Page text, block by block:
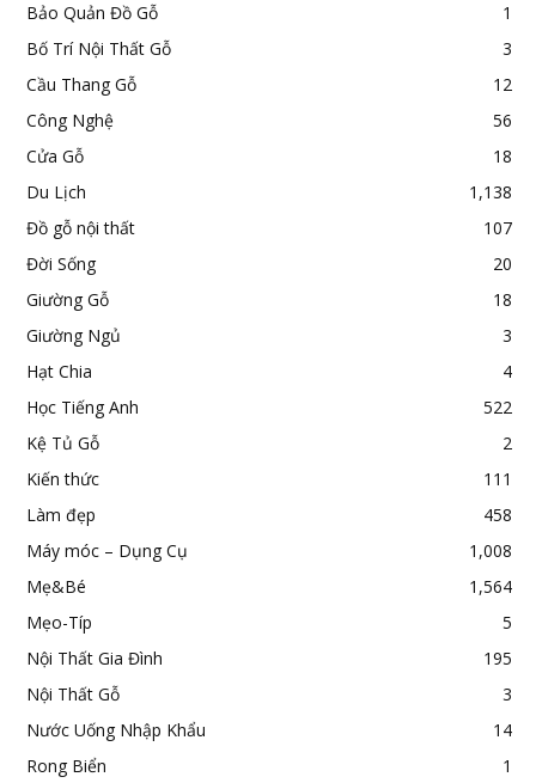
Bảo Quản Đồ Gỗ
1
Bố Trí Nội Thất Gỗ
3
Cầu Thang Gỗ
12
Công Nghệ
56
Cửa Gỗ
18
Du Lịch
1,138
Đồ gỗ nội thất
107
Đời Sống
20
Giường Gỗ
18
Giường Ngủ
3
Hạt Chia
4
Học Tiếng Anh
522
Kệ Tủ Gỗ
2
Kiến thức
111
Làm đẹp
458
Máy móc – Dụng Cụ
1,008
Mẹ&Bé
1,564
Mẹo-Típ
5
Nội Thất Gia Đình
195
Nội Thất Gỗ
3
Nước Uống Nhập Khẩu
14
Rong Biển
1